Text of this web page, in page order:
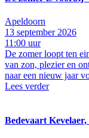
Apeldoorn
13 september 2026
11:00 uur
De zomer loopt ten
van zon, plezier en
naar een nieuw jaar
Lees verder
Bedevaart